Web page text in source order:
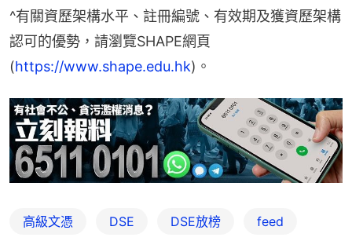
^有關資歷架構水平、註冊編號、有效期及獲資歷架構
認可的優勢，請瀏覽SHAPE網頁
(https://www.shape.edu.hk)。
高級文憑 DSE DSE放榜 feed